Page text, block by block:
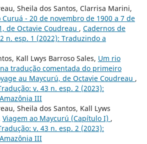
Sheila dos Santos, Clarrisa Marini,
Curuá - 20 de novembro de 1900 a 7 de
de Octavie Coudreau , Cadernos de
n. esp. 1 (2022): Traduzindo a
Kall Lwys Barroso Sales, Um rio
tradução comentada do primeiro
au Maycurú, de Octavie Coudreau ,
v. 43 n. esp. 2 (2023):
III
Sheila dos Santos, Kall Lyws
Viagem ao Maycurú (Capítulo I) ,
v. 43 n. esp. 2 (2023):
III